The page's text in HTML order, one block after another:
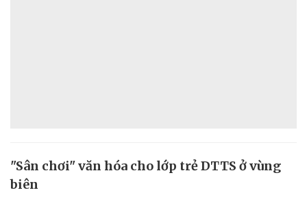
"Sân chơi" văn hóa cho lớp trẻ DTTS ở vùng
biên